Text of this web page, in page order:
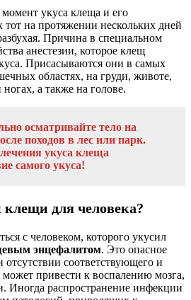
укуса клеща и его
тот на протяжении нескольких дней
Причина в специальном
анестезии, которое клещ
Присасываются они в самых
областях, на груди, животе,
а также на голове.
осматривайте тело на
походов в лес или парк.
укуса клеща
самого укуса!
для человека?
с человеком, которого укусил
энцефалитом. Это опасное
отсутствии соответствующего и
может привести к воспалению мозга,
Иногда распространение инфекции